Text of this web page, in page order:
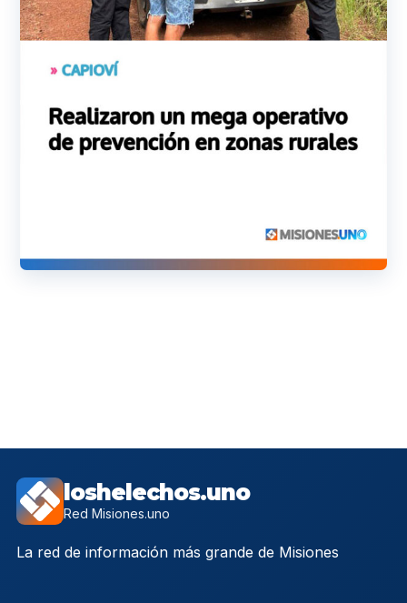
loshelechos.uno
Red Misiones.uno
La red de información más grande de Misiones